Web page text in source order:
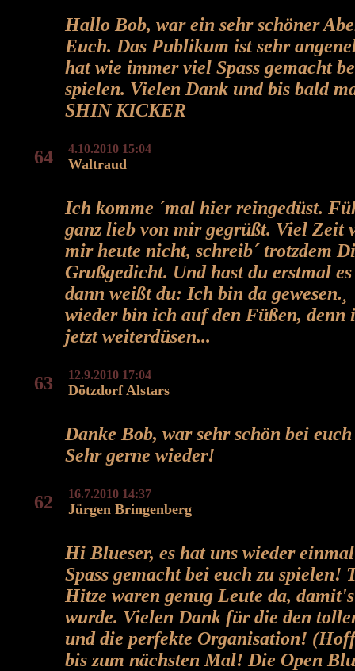
Hallo Bob, war ein sehr schöner
Euch. Das Publikum ist sehr
hat wie immer viel Spass gemacht
spielen. Vielen Dank und bis bald
SHIN KICKER
64 4.10.2010 15:04
Waltraud
Ich komme ´mal hier reingedüst.
ganz lieb von mir gegrüßt. Viel Zeit
mir heute nicht, schreib´ trotzdem
Grußgedicht. Und hast du erstmal es
dann weißt du: Ich bin da gewesen.¸
wieder bin ich auf den Füßen, denn
jetzt weiterdüsen...
63 12.9.2010 17:04
Dötzdorf Alstars
Danke Bob, war sehr schön bei
Sehr gerne wieder!
62 16.7.2010 14:37
Jürgen Bringenberg
Hi Blueser, es hat uns wieder
Spass gemacht bei euch zu spielen!
Hitze waren genug Leute da,
wurde. Vielen Dank für die den
und die perfekte Organisation!
bis zum nächsten Mal! Die Open